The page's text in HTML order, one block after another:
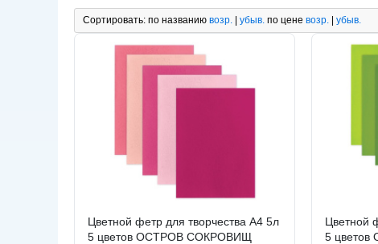
Сортировать: по названию возр. | убыв. по цене возр. | убыв.
Цветной фетр для творчества А4 5л
5 цветов ОСТРОВ СОКРОВИЩ
Цветной
5